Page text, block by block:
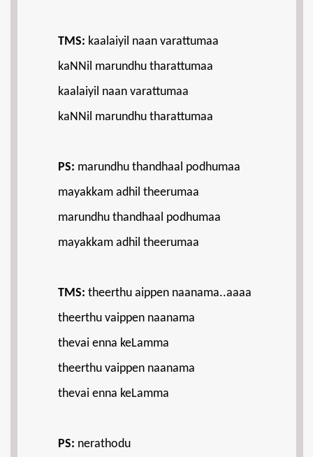
TMS: kaalaiyil naan varattumaa
kaNNil marundhu tharattumaa
kaalaiyil naan varattumaa
kaNNil marundhu tharattumaa
PS: marundhu thandhaal podhumaa
mayakkam adhil theerumaa
marundhu thandhaal podhumaa
mayakkam adhil theerumaa
TMS: theerthu aippen naanama..aaaa
theerthu vaippen naanama
thevai enna keLamma
theerthu vaippen naanama
thevai enna keLamma
PS: nerathodu